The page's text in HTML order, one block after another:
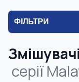
Інсталяції та
Комплекти
Запобіжна
ФІЛЬТРИ
серії